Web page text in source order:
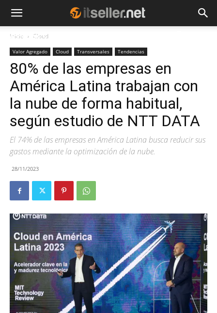
NOTICIAS
Inicio Cloud
Valor Agregado Cloud Transversales Tendencias
80% de las empresas en
América Latina trabajan con
la nube de forma habitual,
según estudio de NTT DATA
El 74% de las empresas en América Latina busca reducir sus
gastos mediante la optimización de la nube.
28/11/2023